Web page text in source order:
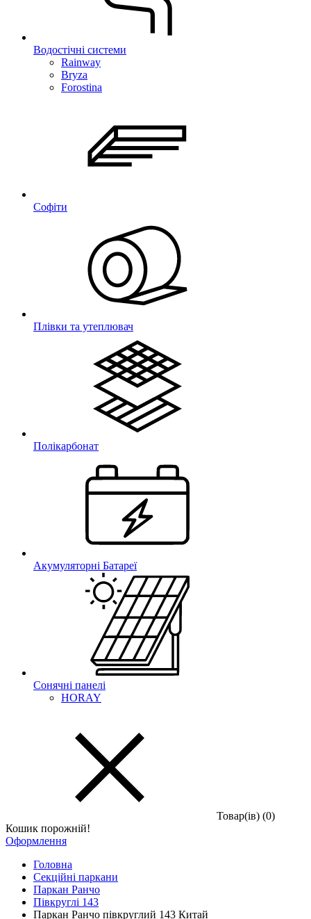
Водостічні системи
Rainway
Bryza
Forostina
Софіти
Плівки та утеплювач
Полікарбонат
Акумуляторні Батареї
Сонячні панелі
HORAY
Товар(iв) (0)
Кошик порожній!
Оформлення
Головна
Секційні паркани
Паркан Ранчо
Півкруглі 143
Паркан Ранчо півкруглий 143 Китай